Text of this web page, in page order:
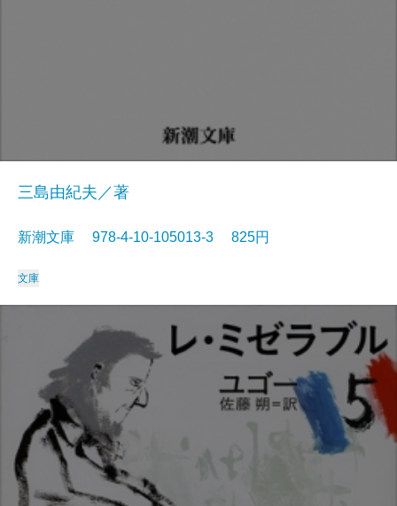
三島由紀夫／著
新潮文庫 978-4-10-105013-3 825円
文庫